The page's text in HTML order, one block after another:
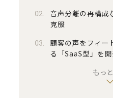
音声分離の再構成
克服
顧客の声をフィー
る「SaaS型」を
もっ